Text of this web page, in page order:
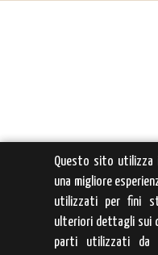
Questo sito utilizza
una migliore
utilizzati per fini
ulteriori dettagli sui
parti utilizzati da